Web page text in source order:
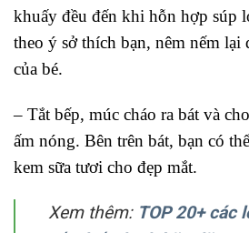
khuấy đều đến khi hỗn hợp súp
theo ý sở thích bạn, nêm nếm
của bé.
– Tắt bếp, múc cháo ra bát và
ấm nóng. Bên trên bát, bạn có
kem sữa tươi cho đẹp mắt.
Xem thêm: TOP 20+ các